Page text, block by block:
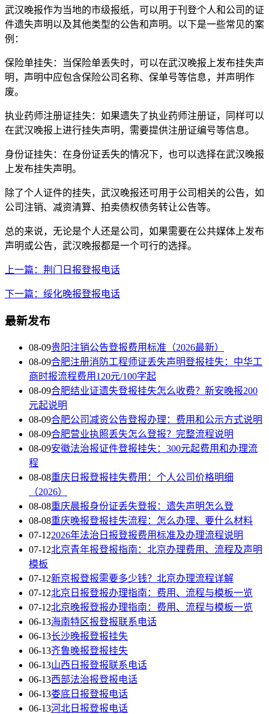
武汉晚报作为当地的市级报纸，可以用于刊登个人和公司的证
件遗失声明以及其他类型的公告和声明。以下是一些常见的案
例：
保险单挂失：当保险单丢失时，可以在武汉晚报上发布挂失声
明，声明中应包含保险公司名称、保单号等信息，并声明作
废。
执业药师注册证挂失：如果遗失了执业药师注册证，同样可以
在武汉晚报上进行挂失声明，需要提供注册证编号等信息。
身份证挂失：在身份证丢失的情况下，也可以选择在武汉晚报
上发布挂失声明。
除了个人证件的挂失，武汉晚报还可用于公司相关的公告，如
公司注销、减资清算、拍卖债权债务转让公告等。
总的来说，无论是个人还是公司，如果需要在公共媒体上发布
声明或公告，武汉晚报都是一个可行的选择。
上一篇：荆门日报登报电话
下一篇：绥化晚报登报电话
最新发布
08-09贵阳注销公告登报费用标准（2026最新）
08-09合肥注册消防工程师证丢失声明登报挂失：中华工
商时报流程费用120元/100字起
08-09合肥结业证遗失登报挂失怎么收费？新安晚报200
元起说明
08-09合肥公司减资公告登报办理：费用和公示方式说明
08-09合肥营业执照丢失怎么登报？完整流程说明
08-09安徽法治报证件登报挂失：300元起费用和办理流
程
08-08重庆日报登报挂失费用：个人公司价格明细
（2026）
08-08重庆晨报身份证丢失登报：遗失声明怎么登
08-08重庆晚报登报挂失流程：怎么办理、要什么材料
07-122026年法治日报登报费用标准及办理流程说明
07-12北京青年报登报指南：北京办理费用、流程及声明
模板
07-12新京报登报需要多少钱？北京办理流程详解
07-12北京日报登报办理指南：费用、流程与模板一览
07-12北京晚报登报办理指南：费用、流程与模板一览
06-13海南特区报登报联系电话
06-13长沙晚报登报挂失
06-13齐鲁晚报登报挂失
06-13山西日报登报联系电话
06-13西部法治报登报电话
06-13娄底日报登报电话
06-13河北日报登报电话